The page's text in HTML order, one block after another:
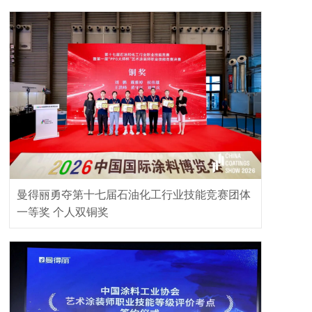
曼得丽勇夺第十七届石油化工行业技能竞赛团体
一等奖 个人双铜奖